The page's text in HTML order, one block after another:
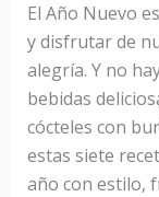
El Año Nuevo
y disfrutar de
alegría. Y no
bebidas
cócteles con
estas siete
año con estilo,